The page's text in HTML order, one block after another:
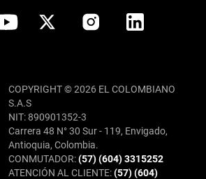
COPYRIGHT © 2026 EL COLOMBIANO
S.A.S
NIT: 890901352-3
Carrera 48 N° 30 Sur - 119, Envigado,
Antioquia, Colombia.
CONMUTADOR:(57) (604) 3315252
ATENCIÓN AL CLIENTE:(57) (604)